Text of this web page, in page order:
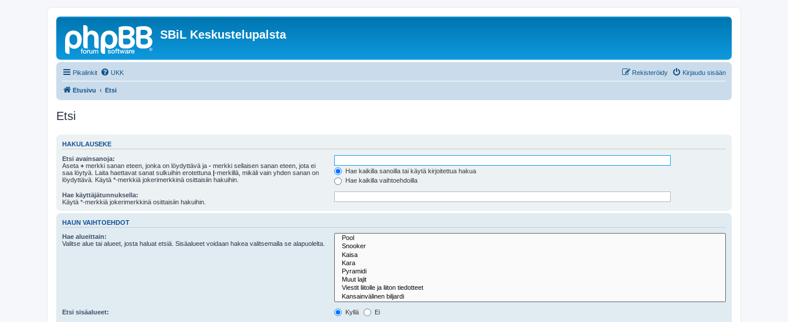
SBiL Keskustelupalsta
Pikalinkit UKK Kirjaudu sisään
Rekisteröidy
Etusivu Etsi
Etsi
HAKULAUSEKE
Etsi avainsanoja:
Aseta + merkki sanan eteen, jonka on löydyttävä ja - merkki sellaisen sanan eteen, jota ei
saa löytyä. Laita haettavat sanat sulkuihin erotettuna |-merkillä, mikäli vain yhden sanan on
löydyttävä. Käytä *-merkkiä jokerimerkkinä osittaisiin hakuihin.
Hae kaikilla sanoilla tai käytä kirjoitettua hakua
Hae kaikilla vaihtoehdoilla
Hae käyttäjätunnuksella:
Käytä *-merkkiä jokerimerkkinä osittaisiin hakuihin.
HAUN VAIHTOEHDOT
Hae alueittain:
Valitse alue tai alueet, josta haluat etsiä. Sisäalueet voidaan hakea valitsemalla se alapuolelta.
Etsi sisäalueet: Kyllä Ei